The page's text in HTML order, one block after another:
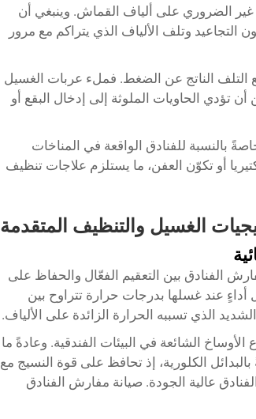
غير الضروري على ألياف القماش. وينبغي أن
وتلف الألياف الذي يتراكم مع مرور
التلف الناتج عن الضغط. فملء عربات الغسيل
الحاويات الملوثة إلى إدخال البقع أو
بالنسبة للفنادق الواقعة في المناخات
أو تكوّن العفن، ما يستلزم علاجات تنظيف
الغسيل والتنظيف المتقدمة
الفنادق بين التعقيم الفعّال والحفاظ على
عند غسلها بدرجات حرارة تتراوح بين
الأوساخ الشائعة في البيئات الفندقية. وعادةً ما
الكلورية، إذ تحافظ على قوة النسيج مع
عالية الجودة. صيانة مفارش الفنادق